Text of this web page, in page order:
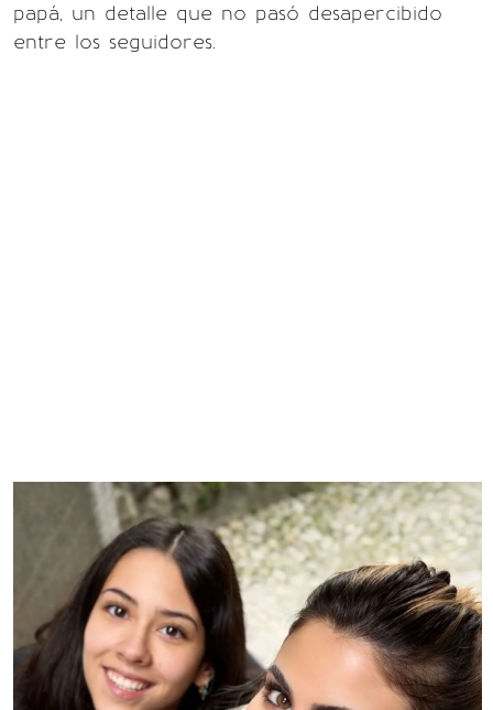
papá, un detalle que no pasó desapercibido
entre los seguidores.